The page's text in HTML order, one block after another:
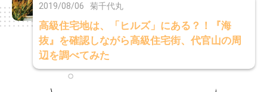
2019/08/06 菊千代丸
高級住宅地は、「ヒルズ」にある？！『海
抜』を確認しながら高級住宅街、代官山の周
辺を調べてみた